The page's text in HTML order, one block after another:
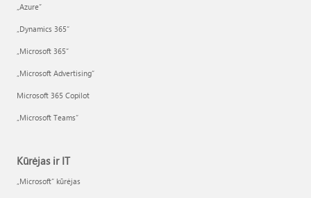
„Azure”
„Dynamics 365“
„Microsoft 365“
„Microsoft Advertising“
Microsoft 365 Copilot
„Microsoft Teams“
Kūrėjas ir IT
„Microsoft“ kūrėjas